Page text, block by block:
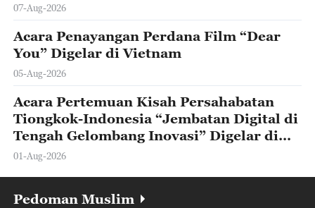
07-Aug-2026
Acara Penayangan Perdana Film “Dear
You” Digelar di Vietnam
05-Aug-2026
Acara Pertemuan Kisah Persahabatan
Tiongkok-Indonesia “Jembatan Digital di
Tengah Gelombang Inovasi” Digelar di
Beijing
01-Aug-2026
Pedoman Muslim